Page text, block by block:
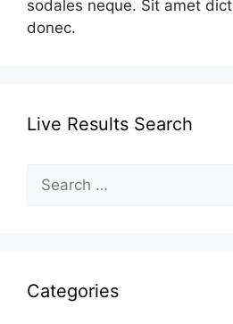
sodales neque. Sit amet
donec.
Live Results Search
for:
Categories